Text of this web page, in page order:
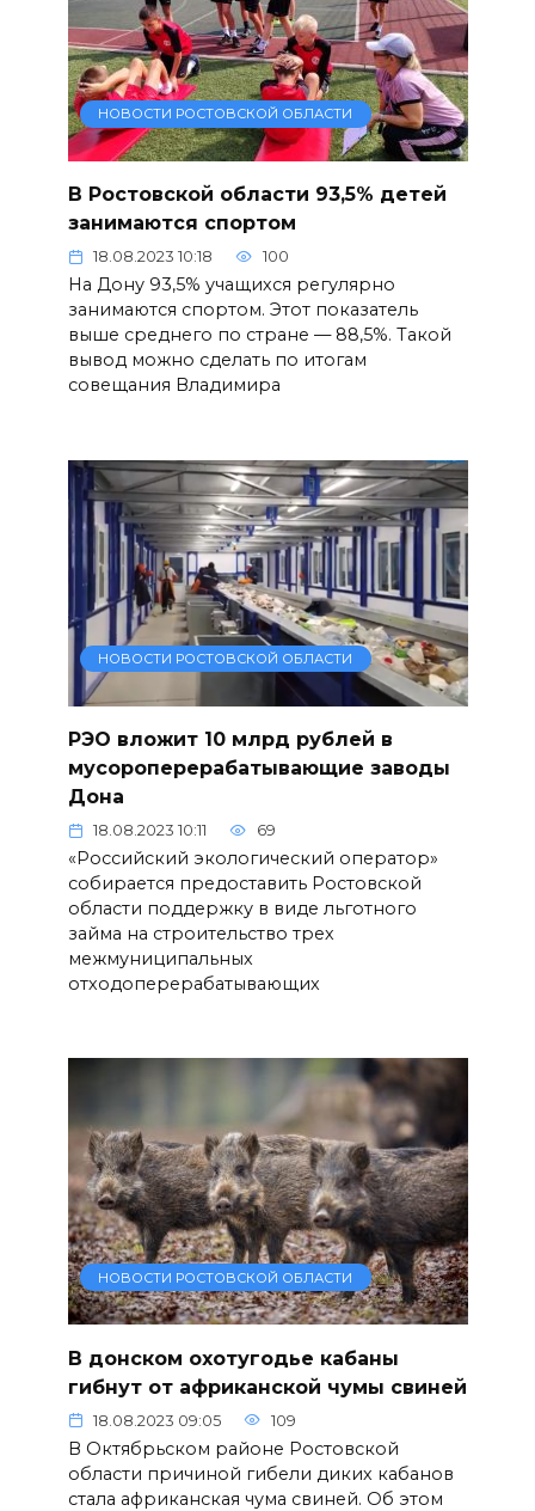
НОВОСТИ РОСТОВСКОЙ ОБЛАСТИ
В Ростовской области 93,5% детей
занимаются спортом
18.08.2023 10:18 100
На Дону 93,5% учащихся регулярно
занимаются спортом. Этот показатель
выше среднего по стране — 88,5%. Такой
вывод можно сделать по итогам
совещания Владимира
НОВОСТИ РОСТОВСКОЙ ОБЛАСТИ
РЭО вложит 10 млрд рублей в
мусороперерабатывающие заводы
Дона
18.08.2023 10:11 69
«Российский экологический оператор»
собирается предоставить Ростовской
области поддержку в виде льготного
займа на строительство трех
межмуниципальных
отходоперерабатывающих
НОВОСТИ РОСТОВСКОЙ ОБЛАСТИ
В донском охотугодье кабаны
гибнут от африканской чумы свиней
18.08.2023 09:05 109
В Октябрьском районе Ростовской
области причиной гибели диких кабанов
стала африканская чума свиней. Об этом